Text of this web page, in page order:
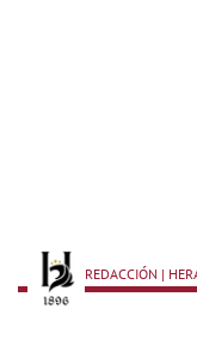
REDACCIÓN |